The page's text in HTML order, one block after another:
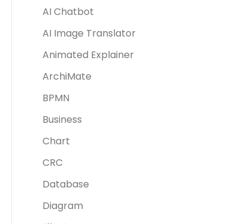
AI Chatbot
AI Image Translator
Animated Explainer
ArchiMate
BPMN
Business
Chart
CRC
Database
Diagram